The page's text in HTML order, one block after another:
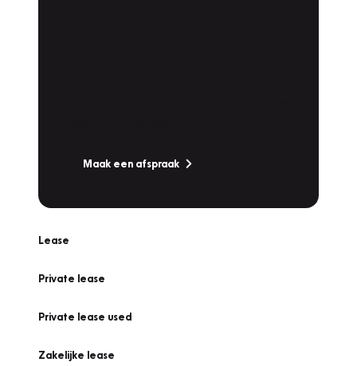
Maak een afspraak
Lease
Private lease
Private lease used
Zakelijke lease